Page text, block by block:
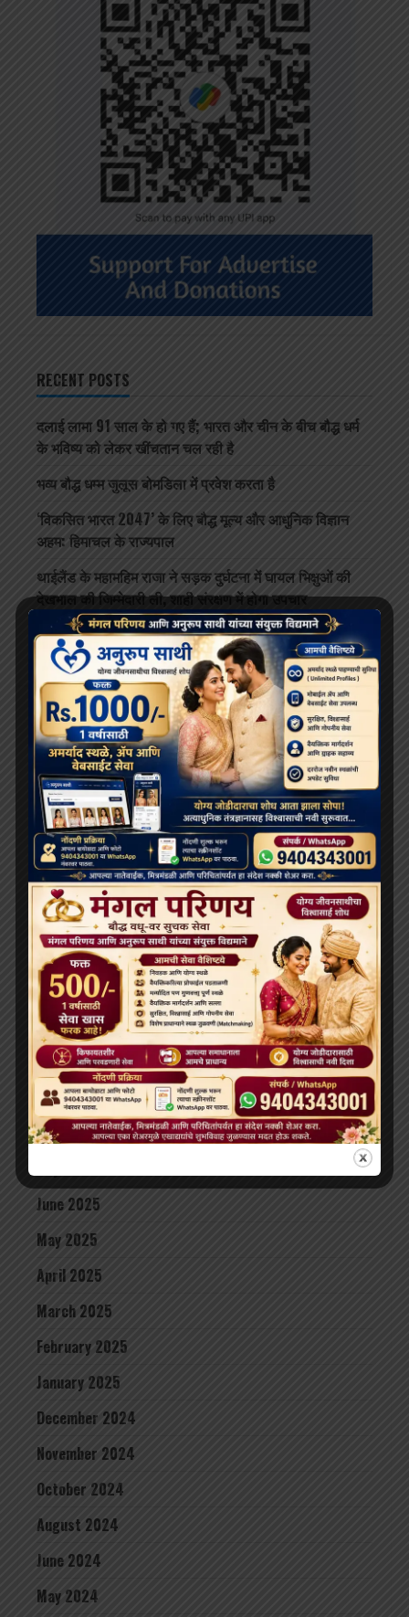
RECENT POSTS
दलाई लामा 91 साल के हो गए हैं; भारत और चीन के बीच बौद्ध धर्म
के भविष्य को लेकर खींचतान चल रही है
भव्य बौद्ध धम्म जुलूस बोमडिला में प्रवेश करता है
‘विकसित भारत 2047’ के लिए बौद्ध मूल्य और आधुनिक विज्ञान
अहम: हिमाचल के राज्यपाल
थाईलैंड के महामहिम राजा ने सड़क दुर्घटना में घायल भिक्षुओं की
देखभाल की जिम्मेदारी ली, शाही संरक्षण में होगा उपचार
दलाई लामा लद्दाख लौटे, भारत के हिमालयी बौद्ध संबंधों को और
मज़बूत किया
ARCHIVES
July 2026
June 2026
May 2026
April 2026
February 2026
January 2026
December 2025
November 2025
October 2025
September 2025
August 2025
June 2025
May 2025
April 2025
March 2025
February 2025
January 2025
December 2024
November 2024
October 2024
August 2024
June 2024
May 2024